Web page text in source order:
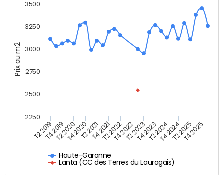
Prix au m2
Haute-Garonne
Lanta (CC des Terres du Lauragais)
T2 2019T4 2019T2 2020T4 2020T2 2021T4 2021T2 2022T4 2022T2 2023T4 2023T2 2024T4 2024T2 2025T4 2025
2250
2500
2750
3000
3250
3500